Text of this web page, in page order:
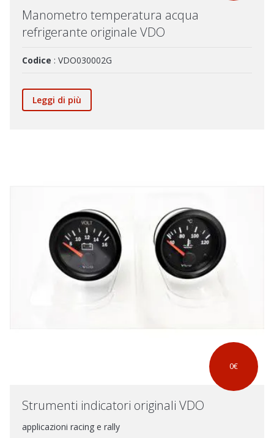
Manometro temperatura acqua
refrigerante originale VDO
Codice : VDO030002G
Leggi di più
0€
Strumenti indicatori originali VDO
applicazioni racing e rally